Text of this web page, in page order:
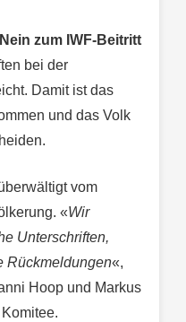
Nein zum IWF-Beitritt
bei der
Damit ist das
und das Volk
vom
«Wir
Unterschriften,
Rückmeldungen«,
Hoop und Markus